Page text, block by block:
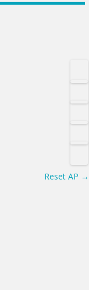
Reset AP →